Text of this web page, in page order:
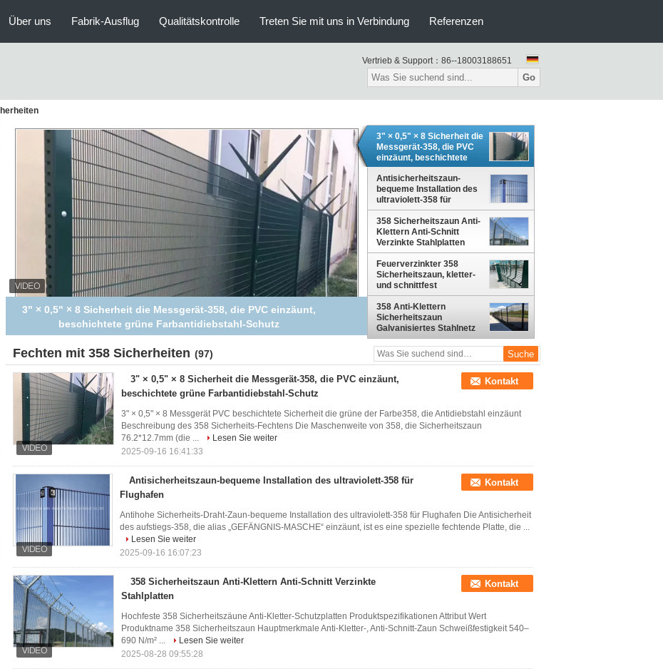
Über uns Fabrik-Ausflug Qualitätskontrolle Treten Sie mit uns in Verbindung Referenzen
Vertrieb & Support： 86--18003188651
Go
Antisicherheitszaun-bequeme Installation des ultraviolett-358 für
Flughafen
3" × 0,5" × 8 Sicherheit die
Messgerät-358, die PVC
einzäunt, beschichtete
grüne Farbantidiebstahl-
Schutz
Antisicherheitszaun-
bequeme Installation des
ultraviolett-358 für
Flughafen
358 Sicherheitszaun Anti-
Klettern Anti-Schnitt
Verzinkte Stahlplatten
Feuerverzinkter 358
Sicherheitszaun, kletter-
und schnittfest
358 Anti-Klettern
Sicherheitszaun
Galvanisiertes Stahlnetz
76,2 mm x 12,7 mm
Fechten mit 358 Sicherheiten (97)
3" × 0,5" × 8 Sicherheit die Messgerät-358, die PVC einzäunt,
beschichtete grüne Farbantidiebstahl-Schutz
Kontakt
3" × 0,5" × 8 Messgerät PVC beschichtete Sicherheit die grüne der Farbe358, die Antidiebstahl einzäunt
Beschreibung des 358 Sicherheits-Fechtens Die Maschenweite von 358, die Sicherheitszaun
76.2*12.7mm (die ...
Lesen Sie weiter
2025-09-16 16:41:33
Antisicherheitszaun-bequeme Installation des ultraviolett-358 für
Flughafen
Kontakt
Antihohe Sicherheits-Draht-Zaun-bequeme Installation des ultraviolett-358 für Flughafen Die Antisicherheit
des aufstiegs-358, die alias „GEFÄNGNIS-MASCHE“ einzäunt, ist es eine spezielle fechtende Platte, die ...
Lesen Sie weiter
2025-09-16 16:07:23
358 Sicherheitszaun Anti-Klettern Anti-Schnitt Verzinkte
Stahlplatten
Kontakt
Hochfeste 358 Sicherheitszäune Anti-Kletter-Schutzplatten Produktspezifikationen Attribut Wert
Produktname 358 Sicherheitszaun Hauptmerkmale Anti-Kletter-, Anti-Schnitt-Zaun Schweißfestigkeit 540–
690 N/m² ...
Lesen Sie weiter
2025-08-28 09:55:28